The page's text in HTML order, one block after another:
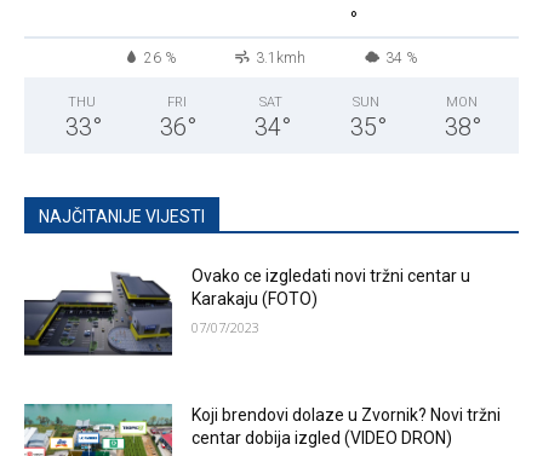
°
26 % 3.1kmh 34 %
THU
33°
FRI
36°
SAT
34°
SUN
35°
MON
38°
NAJČITANIJE VIJESTI
Ovako ce izgledati novi tržni centar u
Karakaju (FOTO)
07/07/2023
Koji brendovi dolaze u Zvornik? Novi tržni
centar dobija izgled (VIDEO DRON)